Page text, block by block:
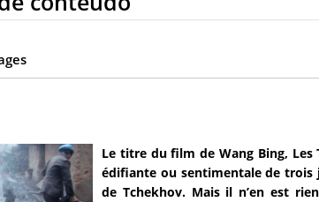
Le titre du film de Wang Bing,
édifiante ou sentimentale de trois
de Tchekhov. Mais il n’en est